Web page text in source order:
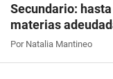
Secundario:
materias
Por Natalia Mantineo